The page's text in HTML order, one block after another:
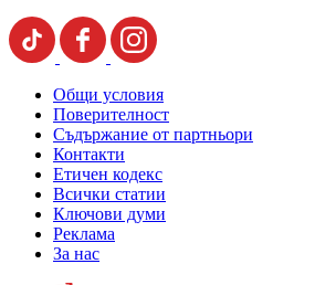
Общи условия
Поверителност
Съдържание от партньори
Контакти
Етичен кодекс
Всички статии
Ключови думи
Реклама
За нас